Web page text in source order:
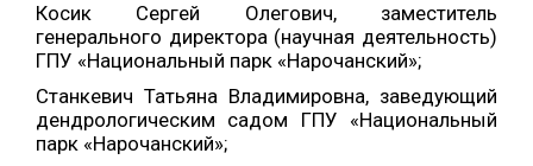
Косик Сергей Олегович, заместитель
генерального директора (научная деятельность)
ГПУ «Национальный парк «Нарочанский»;
Станкевич Татьяна Владимировна, заведующий
дендрологическим садом ГПУ «Национальный
парк «Нарочанский»;